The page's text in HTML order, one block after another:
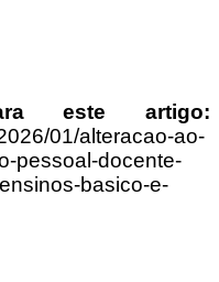
este artigo:
01/alteracao-ao-
pessoal-docente-
basico-e-